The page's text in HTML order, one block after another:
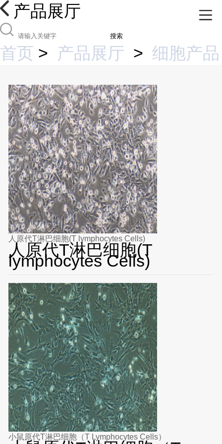
产品展厅
搜索
首页 > 产品展厅 > 细胞产品
人原代T淋巴细胞(T lymphocytes Cells)
人原代T淋巴细胞(T
lymphocytes Cells)
小鼠原代T淋巴细胞（T Lymphocytes Cells）